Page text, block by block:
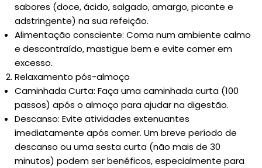
sabores (doce, ácido, salgado, amargo, picante e
adstringente) na sua refeição.
Alimentação consciente: Coma num ambiente calmo
e descontraído, mastigue bem e evite comer em
excesso.
Relaxamento pós-almoço
Caminhada Curta: Faça uma caminhada curta (100
passos) após o almoço para ajudar na digestão.
Descanso: Evite atividades extenuantes
imediatamente após comer. Um breve período de
descanso ou uma sesta curta (não mais de 30
minutos) podem ser benéficos, especialmente para